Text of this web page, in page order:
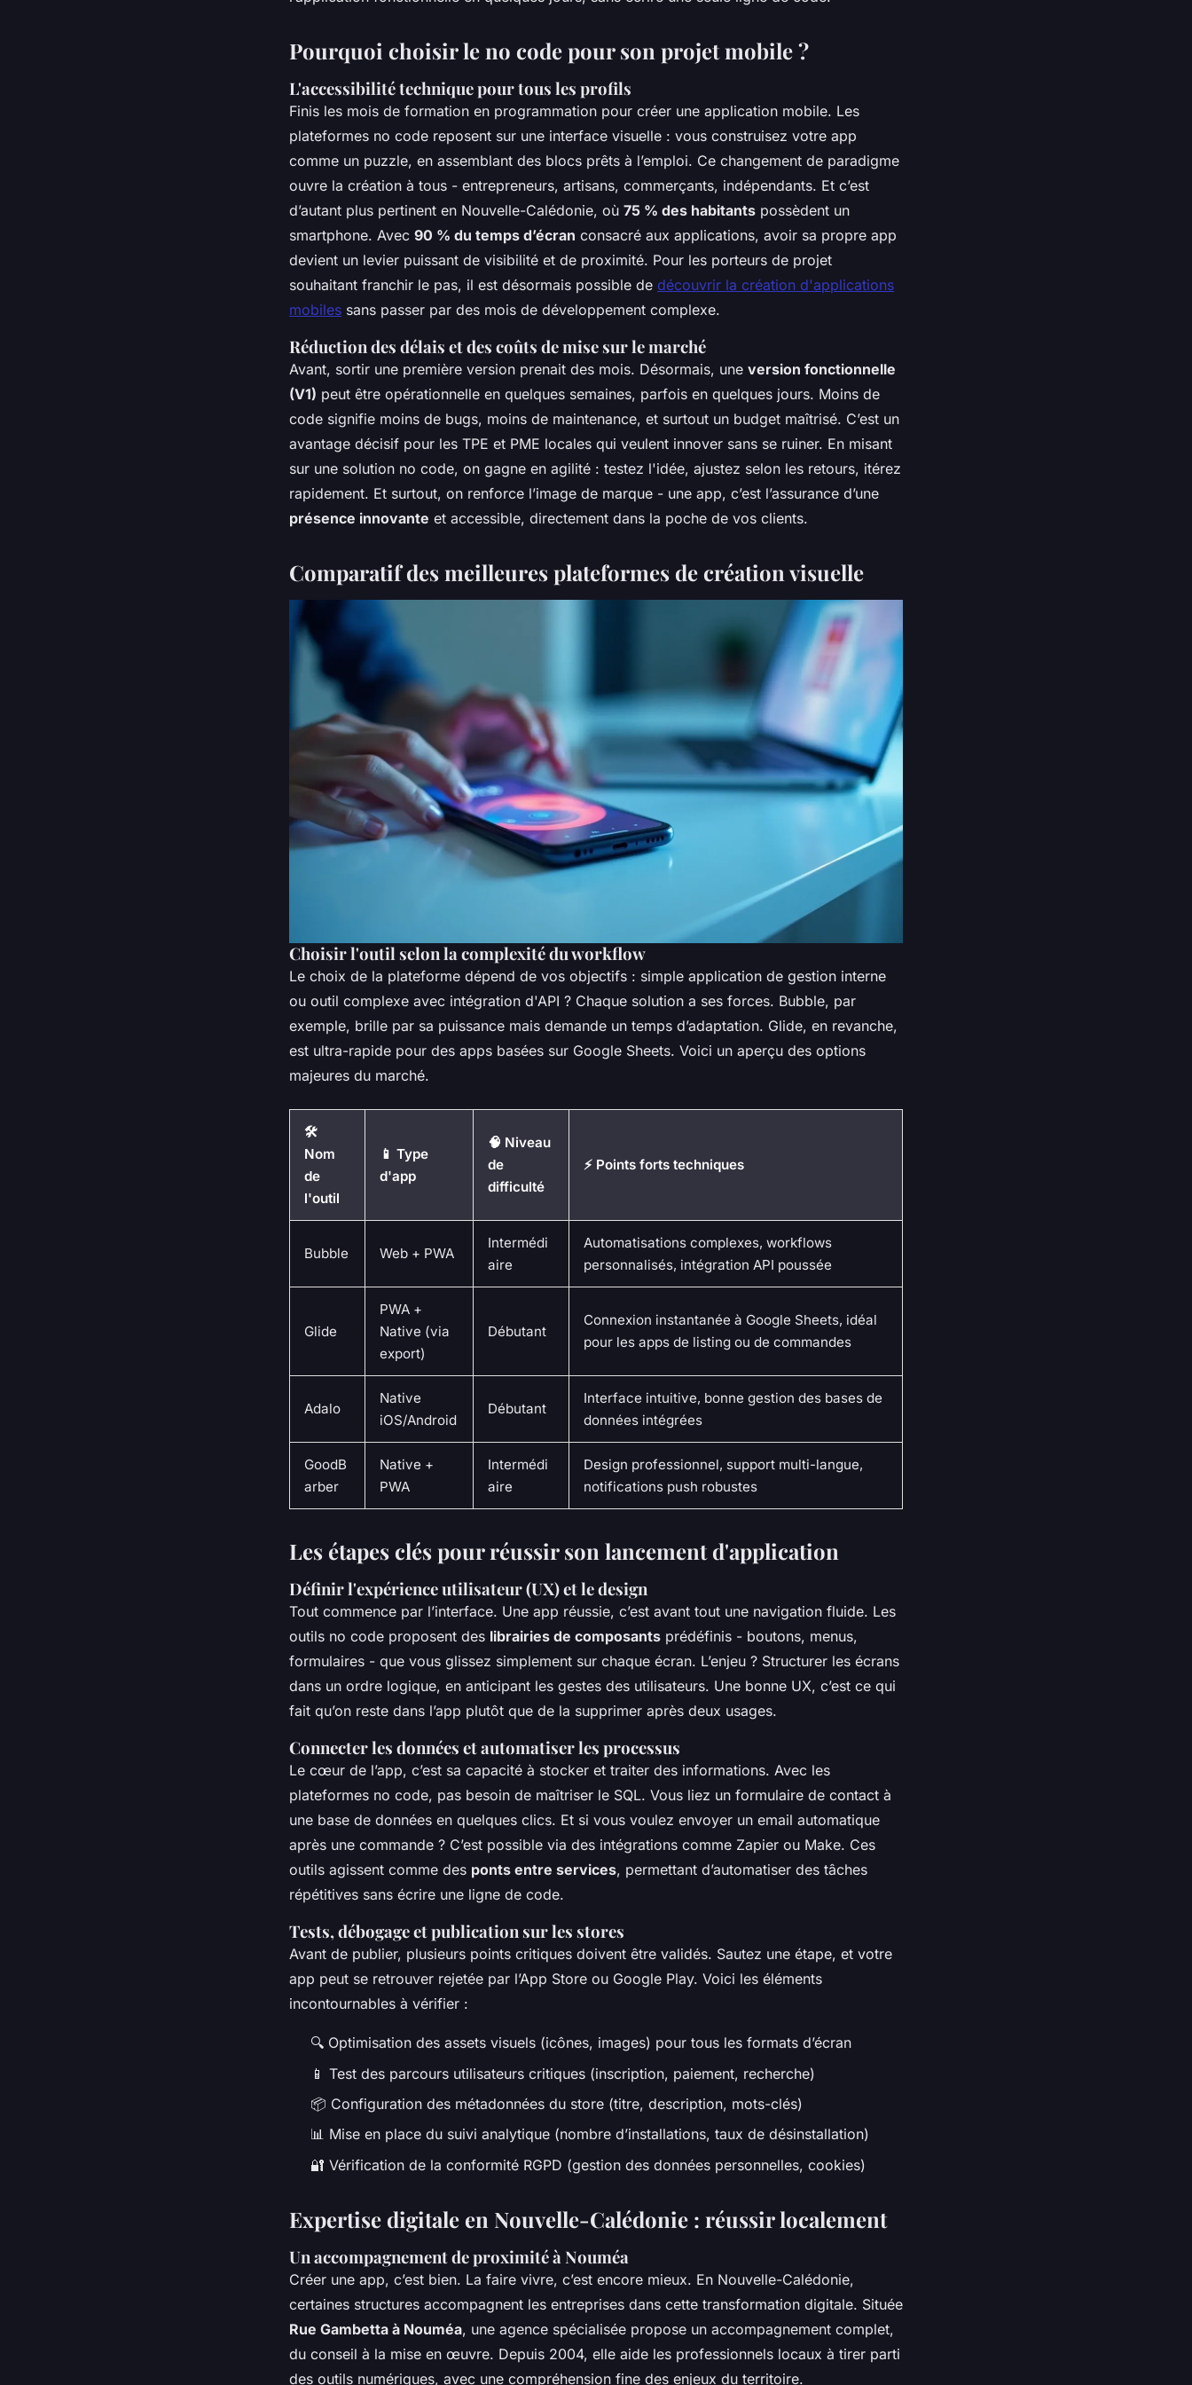
Pourquoi choisir le no code pour son projet mobile ?
L'accessibilité technique pour tous les profils
Finis les mois de formation en programmation pour créer une application mobile. Les
plateformes no code reposent sur une interface visuelle : vous construisez votre app
comme un puzzle, en assemblant des blocs prêts à l’emploi. Ce changement de paradigme
ouvre la création à tous - entrepreneurs, artisans, commerçants, indépendants. Et c’est
d’autant plus pertinent en Nouvelle-Calédonie, où 75 % des habitants possèdent un
smartphone. Avec 90 % du temps d’écran consacré aux applications, avoir sa propre app
devient un levier puissant de visibilité et de proximité. Pour les porteurs de projet
souhaitant franchir le pas, il est désormais possible de découvrir la création d'applications
mobiles sans passer par des mois de développement complexe.
Réduction des délais et des coûts de mise sur le marché
Avant, sortir une première version prenait des mois. Désormais, une version fonctionnelle
(V1) peut être opérationnelle en quelques semaines, parfois en quelques jours. Moins de
code signifie moins de bugs, moins de maintenance, et surtout un budget maîtrisé. C’est un
avantage décisif pour les TPE et PME locales qui veulent innover sans se ruiner. En misant
sur une solution no code, on gagne en agilité : testez l'idée, ajustez selon les retours, itérez
rapidement. Et surtout, on renforce l’image de marque - une app, c’est l’assurance d’une
présence innovante et accessible, directement dans la poche de vos clients.
Comparatif des meilleures plateformes de création visuelle
Choisir l'outil selon la complexité du workflow
Le choix de la plateforme dépend de vos objectifs : simple application de gestion interne
ou outil complexe avec intégration d'API ? Chaque solution a ses forces. Bubble, par
exemple, brille par sa puissance mais demande un temps d’adaptation. Glide, en revanche,
est ultra-rapide pour des apps basées sur Google Sheets. Voici un aperçu des options
majeures du marché.
🛠️
Nom
de
l'outil
📱 Type
d'app
🧠 Niveau
de
difficulté
⚡ Points forts techniques
Bubble Web + PWA
Intermédi
aire
Automatisations complexes, workflows
personnalisés, intégration API poussée
Glide
PWA +
Native (via
export)
Débutant
Connexion instantanée à Google Sheets, idéal
pour les apps de listing ou de commandes
Adalo
Native
iOS/Android
Débutant
Interface intuitive, bonne gestion des bases de
données intégrées
GoodB
arber
Native +
PWA
Intermédi
aire
Design professionnel, support multi-langue,
notifications push robustes
Les étapes clés pour réussir son lancement d'application
Définir l'expérience utilisateur (UX) et le design
Tout commence par l’interface. Une app réussie, c’est avant tout une navigation fluide. Les
outils no code proposent des librairies de composants prédéfinis - boutons, menus,
formulaires - que vous glissez simplement sur chaque écran. L’enjeu ? Structurer les écrans
dans un ordre logique, en anticipant les gestes des utilisateurs. Une bonne UX, c’est ce qui
fait qu’on reste dans l’app plutôt que de la supprimer après deux usages.
Connecter les données et automatiser les processus
Le cœur de l’app, c’est sa capacité à stocker et traiter des informations. Avec les
plateformes no code, pas besoin de maîtriser le SQL. Vous liez un formulaire de contact à
une base de données en quelques clics. Et si vous voulez envoyer un email automatique
après une commande ? C’est possible via des intégrations comme Zapier ou Make. Ces
outils agissent comme des ponts entre services, permettant d’automatiser des tâches
répétitives sans écrire une ligne de code.
Tests, débogage et publication sur les stores
Avant de publier, plusieurs points critiques doivent être validés. Sautez une étape, et votre
app peut se retrouver rejetée par l’App Store ou Google Play. Voici les éléments
incontournables à vérifier :
🔍 Optimisation des assets visuels (icônes, images) pour tous les formats d’écran
📱 Test des parcours utilisateurs critiques (inscription, paiement, recherche)
📦 Configuration des métadonnées du store (titre, description, mots-clés)
📊 Mise en place du suivi analytique (nombre d’installations, taux de désinstallation)
🔐 Vérification de la conformité RGPD (gestion des données personnelles, cookies)
Expertise digitale en Nouvelle-Calédonie : réussir localement
Un accompagnement de proximité à Nouméa
Créer une app, c’est bien. La faire vivre, c’est encore mieux. En Nouvelle-Calédonie,
certaines structures accompagnent les entreprises dans cette transformation digitale. Située
Rue Gambetta à Nouméa, une agence spécialisée propose un accompagnement complet,
du conseil à la mise en œuvre. Depuis 2004, elle aide les professionnels locaux à tirer parti
des outils numériques, avec une compréhension fine des enjeux du territoire.